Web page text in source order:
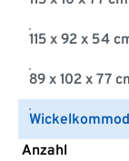
115 x 92 x 54
89 x 102 x 77
Anzahl